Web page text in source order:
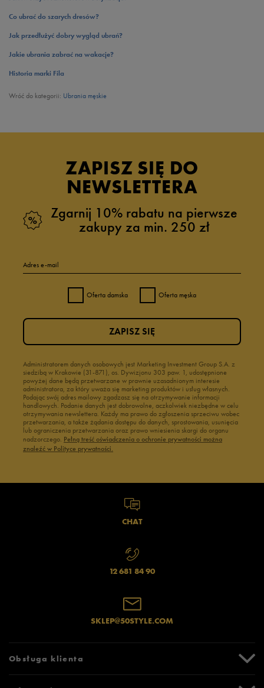
Co ubrać do szarych dresów?
Jak przedłużyć dobry wygląd ubrań?
Jakie ubrania zabrać na wakacje?
Historia marki Fila
Wróć do kategorii: Ubrania męskie
ZAPISZ SIĘ DO
NEWSLETTERA
Zgarnij 10% rabatu na pierwsze
zakupy za min. 250 zł
Adres e-mail
Oferta damska Oferta męska
Administratorem danych osobowych jest Marketing Investment Group S.A. z
siedzibą w Krakowie (31-871), os. Dywizjonu 303 paw. 1, udostępnione
powyżej dane będą przetwarzane w prawnie uzasadnionym interesie
administratora, za który uważa się marketing produktów i usług własnych.
Podając swój adres mailowy zgadzasz się na otrzymywanie informacji
handlowych. Podanie danych jest dobrowolne, aczkolwiek niezbędne w celu
otrzymywania newslettera. Każdy ma prawo do zgłoszenia sprzeciwu wobec
przetwarzania, a także żądania dostępu do danych, sprostowania, usunięcia
lub ograniczenia przetwarzania oraz prawo wniesienia skargi do organu
nadzorczego. Pełną treść oświadczenia o ochronie prywatności można
znaleźć w Polityce prywatności.
ZAPISZ SIĘ
CHAT
12 681 84 90
SKLEP@50STYLE.COM
Obsługa klienta